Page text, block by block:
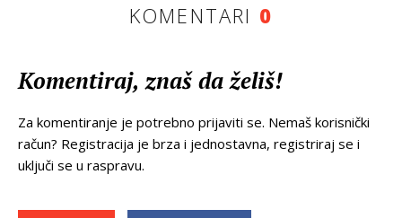
KOMENTARI 0
Komentiraj, znaš da želiš!
Za komentiranje je potrebno prijaviti se. Nemaš korisnički
račun? Registracija je brza i jednostavna, registriraj se i
uključi se u raspravu.